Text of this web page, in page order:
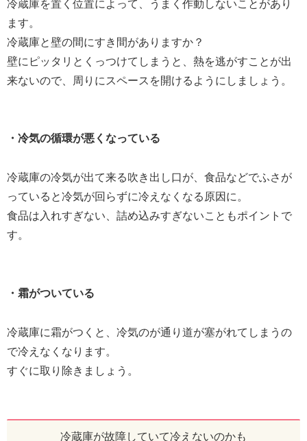
冷蔵庫を置く位置によって、うまく作動しないことがあり
ます。
冷蔵庫と壁の間にすき間がありますか？
壁にピッタリとくっつけてしまうと、熱を逃がすことが出
来ないので、周りにスペースを開けるようにしましょう。
・冷気の循環が悪くなっている
冷蔵庫の冷気が出て来る吹き出し口が、食品などでふさが
っていると冷気が回らずに冷えなくなる原因に。
食品は入れすぎない、詰め込みすぎないこともポイントで
す。
・霜がついている
冷蔵庫に霜がつくと、冷気のが通り道が塞がれてしまうの
で冷えなくなります。
すぐに取り除きましょう。
冷蔵庫が故障していて冷えないのかも